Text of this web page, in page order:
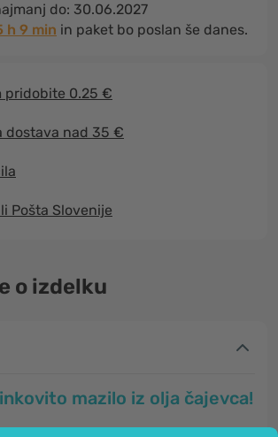
do: 30.06.2027
h 9 min in paket bo poslan še danes.
pridobite 0.25 €
dostava nad 35 €
Pošta Slovenije
o izdelku
mazilo iz olja čajevca!